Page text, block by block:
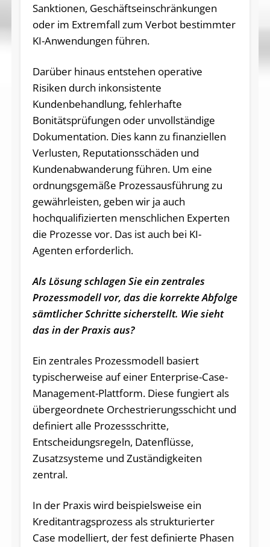
Sanktionen, Geschäftseinschränkungen
oder im Extremfall zum Verbot bestimmter
KI-Anwendungen führen.
Darüber hinaus entstehen operative
Risiken durch inkonsistente
Kundenbehandlung, fehlerhafte
Bonitätsprüfungen oder unvollständige
Dokumentation. Dies kann zu finanziellen
Verlusten, Reputationsschäden und
Kundenabwanderung führen. Um eine
ordnungsgemäße Prozessausführung zu
gewährleisten, geben wir ja auch
hochqualifizierten menschlichen Experten
die Prozesse vor. Das ist auch bei KI-
Agenten erforderlich.
Als Lösung schlagen Sie ein zentrales
Prozessmodell vor, das die korrekte Abfolge
sämtlicher Schritte sicherstellt. Wie sieht
das in der Praxis aus?
Ein zentrales Prozessmodell basiert
typischerweise auf einer Enterprise-Case-
Management-Plattform. Diese fungiert als
übergeordnete Orchestrierungsschicht und
definiert alle Prozessschritte,
Entscheidungsregeln, Datenflüsse,
Zusatzsysteme und Zuständigkeiten
zentral.
In der Praxis wird beispielsweise ein
Kreditantragsprozess als strukturierter
Case modelliert, der fest definierte Phasen